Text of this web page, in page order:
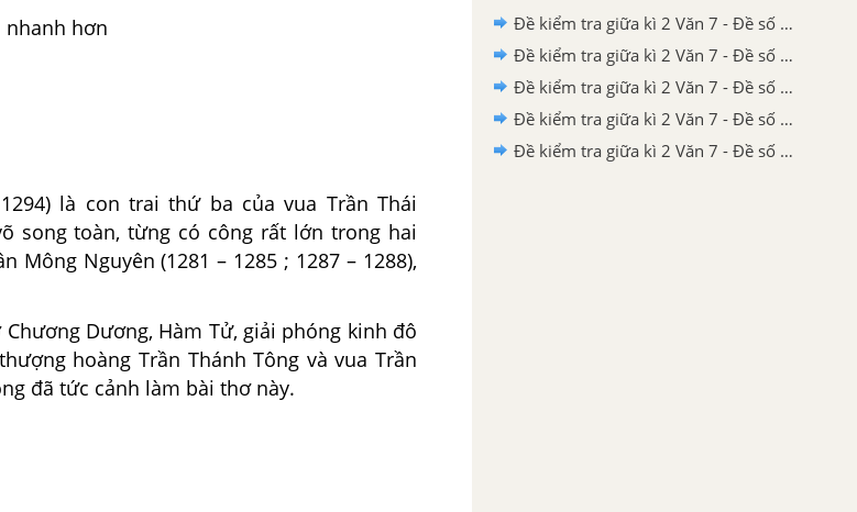
nhanh hơn
là con trai thứ ba của vua Trần Thái
song toàn, từng có công rất lớn trong hai
Mông Nguyên (1281 – 1285 ; 1287 – 1288),
Dương, Hàm Tử, giải phóng kinh đô
hoàng Trần Thánh Tông và vua Trần
đã tức cảnh làm bài thơ này.
Đề kiểm tra giữa kì 2 Văn 7 - Đề số 5 có lời giải chi tiết
Đề kiểm tra giữa kì 2 Văn 7 - Đề số 4 có lời giải chi tiết
Đề kiểm tra giữa kì 2 Văn 7 - Đề số 3 có lời giải chi tiết
Đề kiểm tra giữa kì 2 Văn 7 - Đề số 2 có lời giải chi tiết
Đề kiểm tra giữa kì 2 Văn 7 - Đề số 1 có lời giải chi tiết